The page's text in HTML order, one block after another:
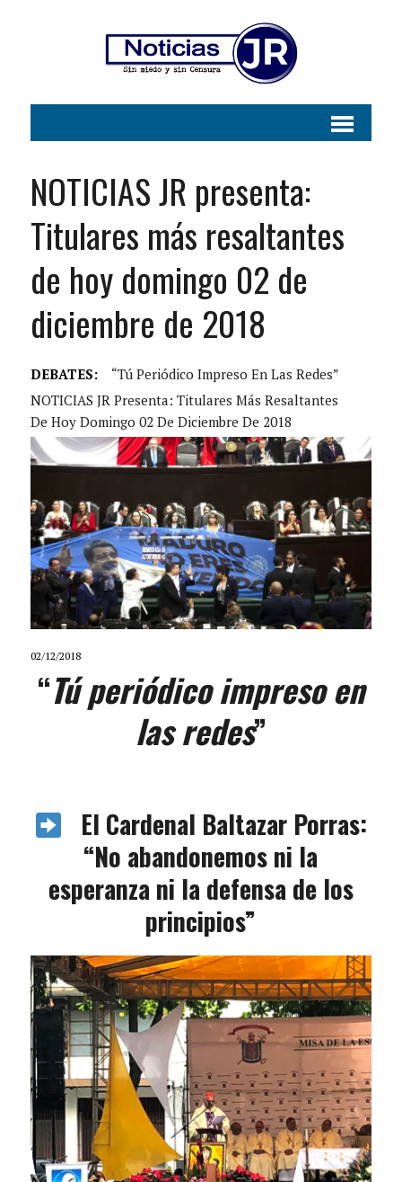
NOTICIAS JR presenta:
Titulares más resaltantes
de hoy domingo 02 de
diciembre de 2018
DEBATES:
“Tú Periódico Impreso En Las Redes”
NOTICIAS JR Presenta: Titulares Más Resaltantes
De Hoy Domingo 02 De Diciembre De 2018
02/12/2018
“Tú periódico impreso en
las redes”
El Cardenal Baltazar Porras:
“No abandonemos ni la
esperanza ni la defensa de los
principios”